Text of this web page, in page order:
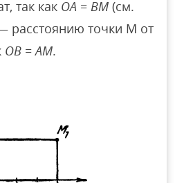
так как ОА = ВМ (см.
расстоянию точки М от
ОВ = АМ.